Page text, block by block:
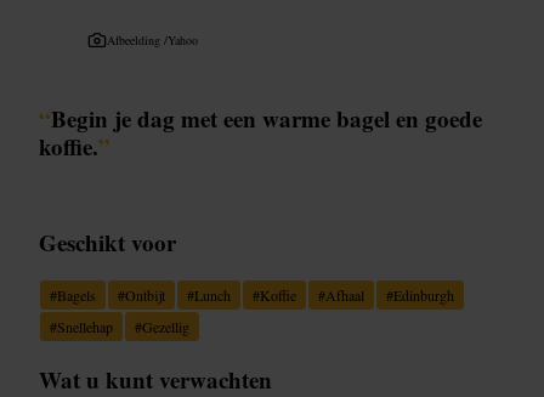
Afbeelding /Yahoo
“Begin je dag met een warme bagel en goede
koffie.”
Geschikt voor
#Bagels #Ontbijt #Lunch #Koffie #Afhaal #Edinburgh
#Snellehap #Gezellig
Wat u kunt verwachten